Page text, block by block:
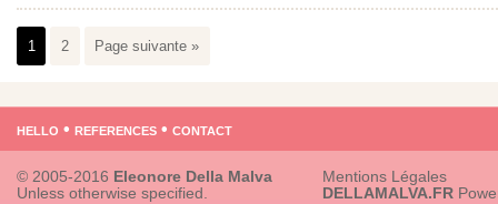
1 2 Page suivante »
hello • references • contact
© 2005-2016 Eleonore Della Malva
Unless otherwise specified.
Mentions Légales
DELLAMALVA.FR